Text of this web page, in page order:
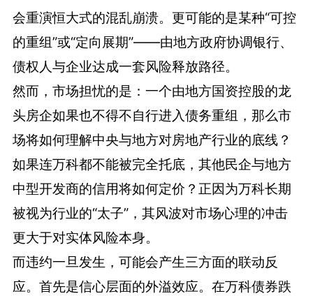
会重演恒大式的混乱崩溃。更可能的是某种“可控
的重组”或“定向展期”——由地方政府协调银行、
债权人与企业达成一套风险释放路径。
然而，市场担忧的是：一个由地方国资控股的龙
头房企如果也不得不自行进入债务重组，那么市
场将如何理解中央与地方对房地产行业的底线？
如果连万科都不能被完全托底，其他民企与地方
中型开发商的信用将如何定价？正因为万科长期
被视为行业的“太子”，其风波对市场心理的冲击
更大于对实体风险本身。
而违约一旦发生，可能会产生三方面的联动反
应。首先是信心层面的外溢效应。在万科债券跌